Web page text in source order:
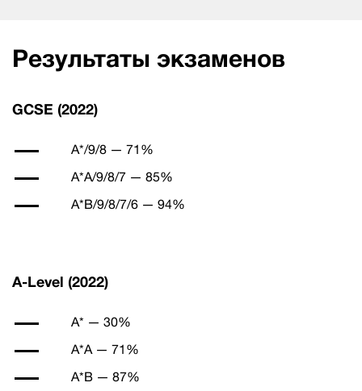
Результаты экзаменов
GCSE (2022)
A*/9/8 — 71%
A*A/9/8/7 — 85%
A*B/9/8/7/6 — 94%
A-Level (2022)
A* — 30%
A*A — 71%
A*B — 87%